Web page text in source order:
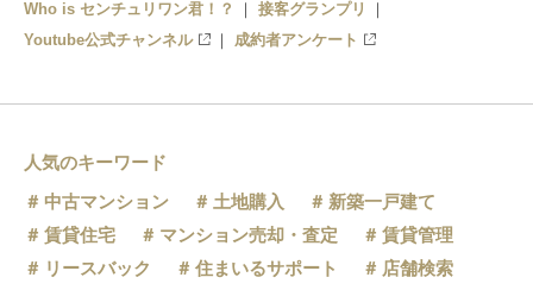
Who is センチュリワン君！？
接客グランプリ
Youtube公式チャンネル
成約者アンケート
人気のキーワード
中古マンション
土地購入
新築一戸建て
賃貸住宅
マンション売却・査定
賃貸管理
リースバック
住まいるサポート
店舗検索